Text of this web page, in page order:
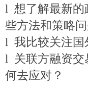
l 想了解最新的
些方法和策略
l 我比较关注
l 关联方融资
何去应对？